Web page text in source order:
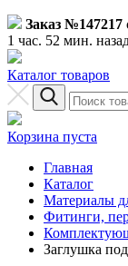
Заказ №147217
1 час. 52 мин.
Каталог товаров
Корзина пуста
Главная
Каталог
Материалы
Фитинги,
Заглушка